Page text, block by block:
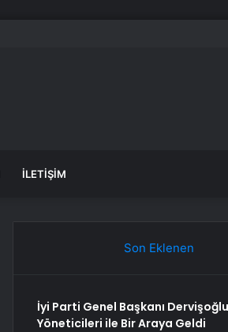
İLETIŞIM
Son Eklenen
İyi Parti Genel Başkanı
Yöneticileri ile Bir Araya Geldi